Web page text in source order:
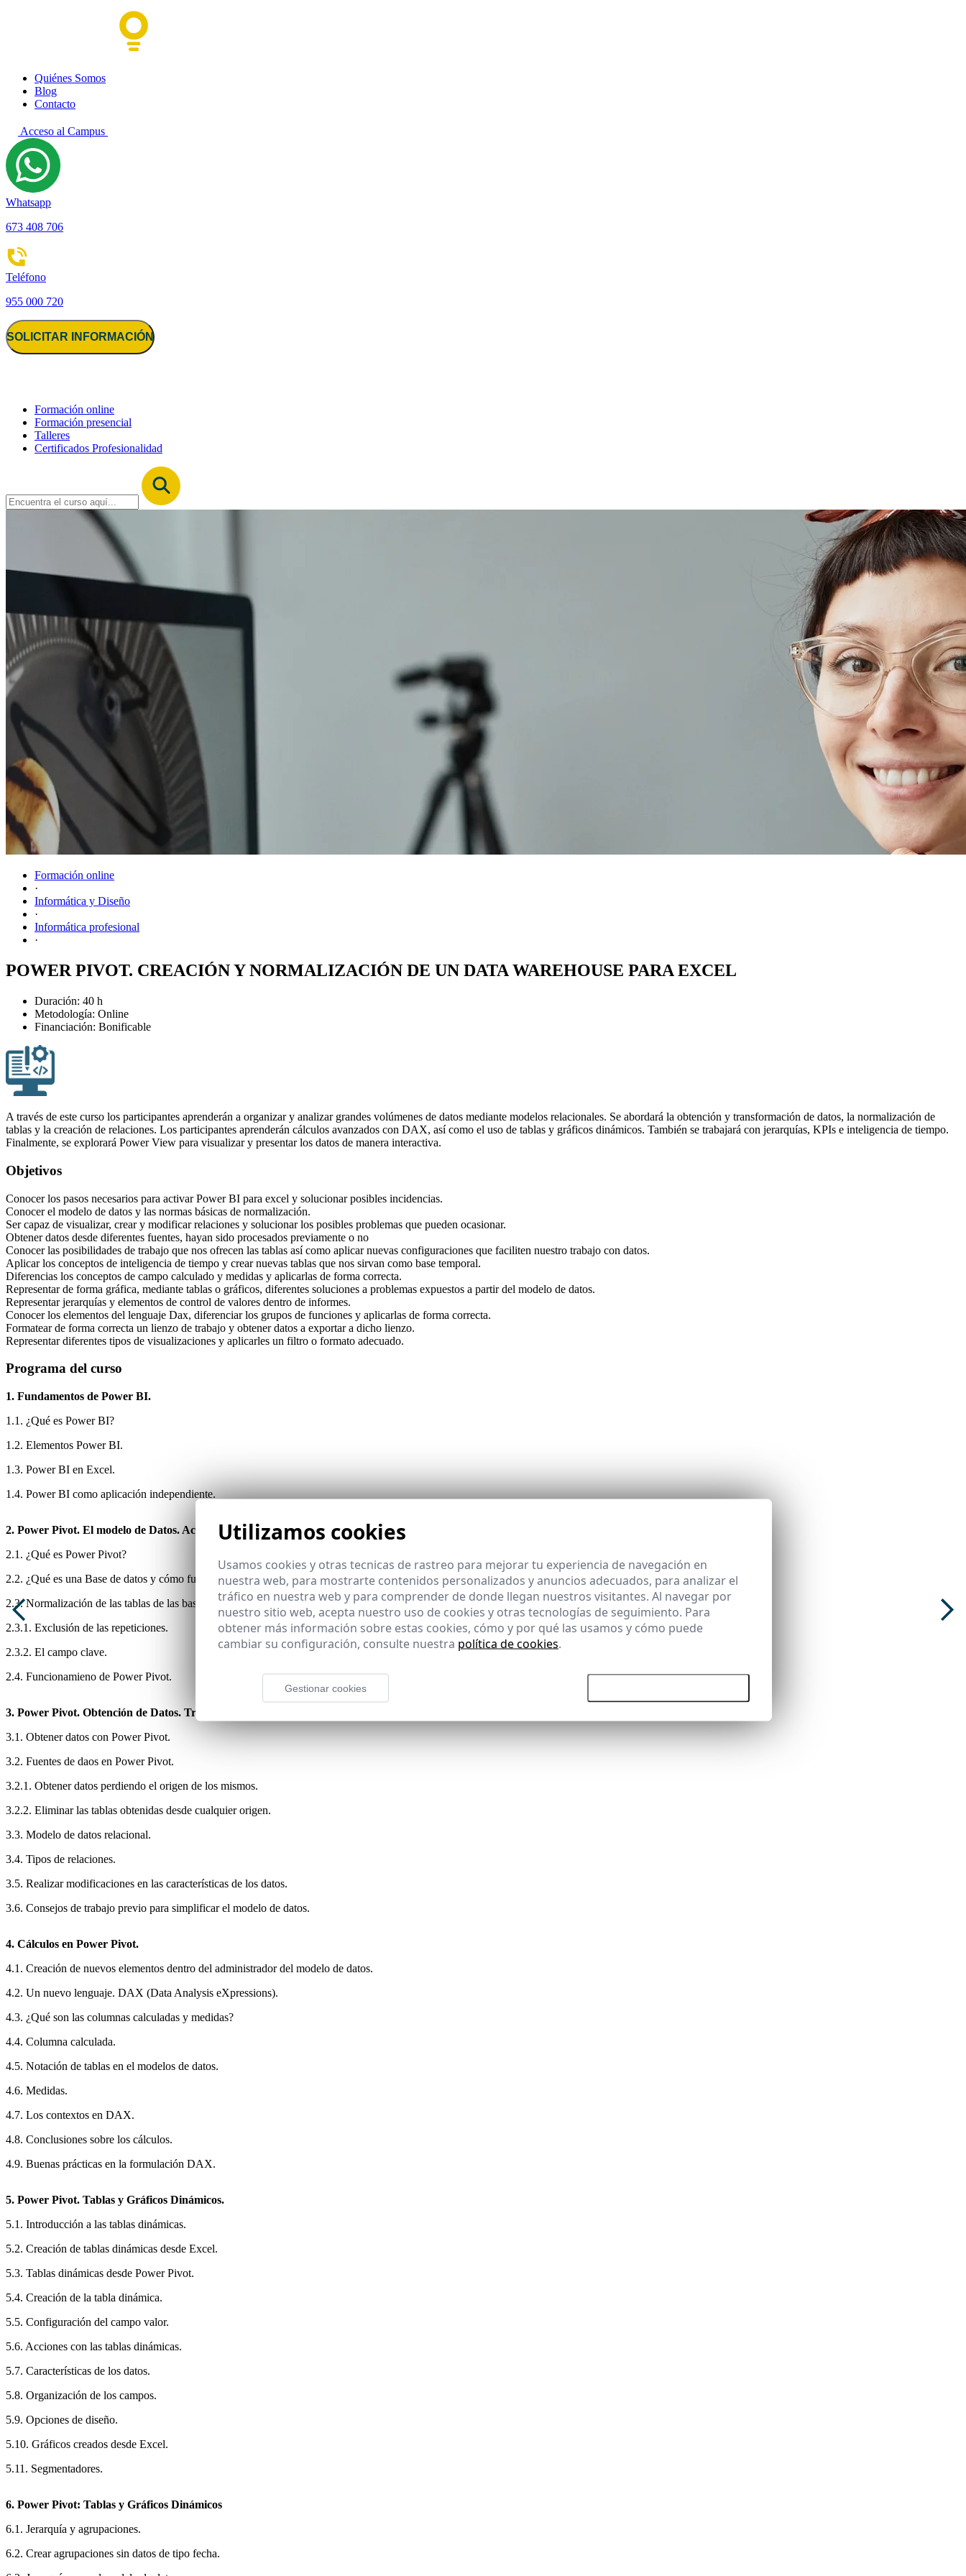
Quiénes Somos
Blog
Contacto
Acceso al Campus
Whatsapp
673 408 706
Teléfono
955 000 720
SOLICITAR INFORMACIÓN
Formación online
Formación presencial
Talleres
Certificados Profesionalidad
Formación online
·
Informática y Diseño
·
Informática profesional
·
POWER PIVOT. CREACIÓN Y NORMALIZACIÓN DE UN DATA WAREHOUSE PARA EXCEL
Duración: 40 h
Metodología: Online
Financiación: Bonificable
A través de este curso los participantes aprenderán a organizar y analizar grandes volúmenes de datos mediante modelos relacionales. Se abordará la obtención y transformación de datos, la normalización de
tablas y la creación de relaciones. Los participantes aprenderán cálculos avanzados con DAX, así como el uso de tablas y gráficos dinámicos. También se trabajará con jerarquías, KPIs e inteligencia de tiempo.
Finalmente, se explorará Power View para visualizar y presentar los datos de manera interactiva.
Objetivos
Conocer los pasos necesarios para activar Power BI para excel y solucionar posibles incidencias.
Conocer el modelo de datos y las normas básicas de normalización.
Ser capaz de visualizar, crear y modificar relaciones y solucionar los posibles problemas que pueden ocasionar.
Obtener datos desde diferentes fuentes, hayan sido procesados previamente o no
Conocer las posibilidades de trabajo que nos ofrecen las tablas así como aplicar nuevas configuraciones que faciliten nuestro trabajo con datos.
Aplicar los conceptos de inteligencia de tiempo y crear nuevas tablas que nos sirvan como base temporal.
Diferencias los conceptos de campo calculado y medidas y aplicarlas de forma correcta.
Representar de forma gráfica, mediante tablas o gráficos, diferentes soluciones a problemas expuestos a partir del modelo de datos.
Representar jerarquías y elementos de control de valores dentro de informes.
Conocer los elementos del lenguaje Dax, diferenciar los grupos de funciones y aplicarlas de forma correcta.
Formatear de forma correcta un lienzo de trabajo y obtener datos a exportar a dicho lienzo.
Representar diferentes tipos de visualizaciones y aplicarles un filtro o formato adecuado.
Programa del curso
1. Fundamentos de Power BI.
1.1. ¿Qué es Power BI?
1.2. Elementos Power BI.
1.3. Power BI en Excel.
1.4. Power BI como aplicación independiente.
2. Power Pivot. El modelo de Datos. Acceso e interfaz.
2.1. ¿Qué es Power Pivot?
2.2. ¿Qué es una Base de datos y cómo funciona?
2.3. Normalización de las tablas de las bases de datos.
2.3.1. Exclusión de las repeticiones.
2.3.2. El campo clave.
2.4. Funcionamieno de Power Pivot.
3. Power Pivot. Obtención de Datos. Trabajar con tablas.
3.1. Obtener datos con Power Pivot.
3.2. Fuentes de daos en Power Pivot.
3.2.1. Obtener datos perdiendo el origen de los mismos.
3.2.2. Eliminar las tablas obtenidas desde cualquier origen.
3.3. Modelo de datos relacional.
3.4. Tipos de relaciones.
3.5. Realizar modificaciones en las características de los datos.
3.6. Consejos de trabajo previo para simplificar el modelo de datos.
4. Cálculos en Power Pivot.
4.1. Creación de nuevos elementos dentro del administrador del modelo de datos.
4.2. Un nuevo lenguaje. DAX (Data Analysis eXpressions).
4.3. ¿Qué son las columnas calculadas y medidas?
4.4. Columna calculada.
4.5. Notación de tablas en el modelos de datos.
4.6. Medidas.
4.7. Los contextos en DAX.
4.8. Conclusiones sobre los cálculos.
4.9. Buenas prácticas en la formulación DAX.
5. Power Pivot. Tablas y Gráficos Dinámicos.
5.1. Introducción a las tablas dinámicas.
5.2. Creación de tablas dinámicas desde Excel.
5.3. Tablas dinámicas desde Power Pivot.
5.4. Creación de la tabla dinámica.
5.5. Configuración del campo valor.
5.6. Acciones con las tablas dinámicas.
5.7. Características de los datos.
5.8. Organización de los campos.
5.9. Opciones de diseño.
5.10. Gráficos creados desde Excel.
5.11. Segmentadores.
6. Power Pivot: Tablas y Gráficos Dinámicos
6.1. Jerarquía y agrupaciones.
6.2. Crear agrupaciones sin datos de tipo fecha.
Utilizamos cookies
Usamos cookies y otras tecnicas de rastreo para mejorar tu experiencia de navegación en
nuestra web, para mostrarte contenidos personalizados y anuncios adecuados, para analizar el
tráfico en nuestra web y para comprender de donde llegan nuestros visitantes. Al navegar por
nuestro sitio web, acepta nuestro uso de cookies y otras tecnologías de seguimiento. Para
obtener más información sobre estas cookies, cómo y por qué las usamos y cómo puede
cambiar su configuración, consulte nuestra política de cookies.
Gestionar cookies